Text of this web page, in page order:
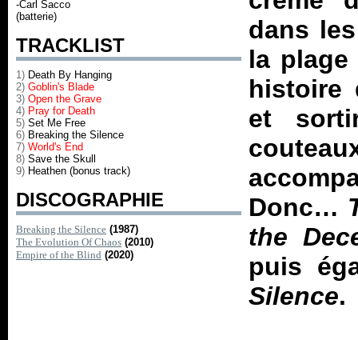
-Carl Sacco
(batterie)
TRACKLIST
1) Death By Hanging
2) Goblin's Blade
3) Open the Grave
4) Pray for Death
5) Set Me Free
6) Breaking the Silence
7) World's End
8) Save the Skull
9) Heathen (bonus track)
DISCOGRAPHIE
Breaking the Silence (1987)
The Evolution Of Chaos (2010)
Empire of the Blind (2020)
dans
la
histoire
et
Donc…
the
puis
Silence.